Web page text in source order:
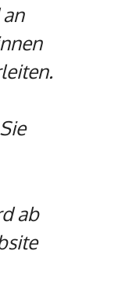
ab